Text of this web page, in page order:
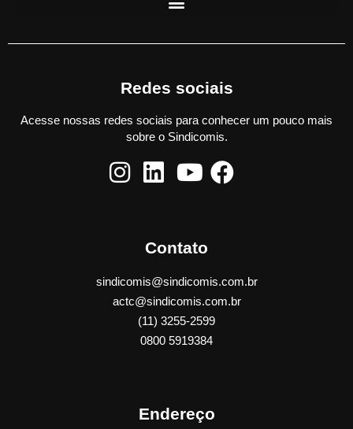
Redes sociais
Acesse nossas redes sociais para conhecer um pouco mais
sobre o Sindicomis.
Contato
sindicomis@sindicomis.com.br
actc@sindicomis.com.br
(11) 3255-2599
0800 5919384
Endereço